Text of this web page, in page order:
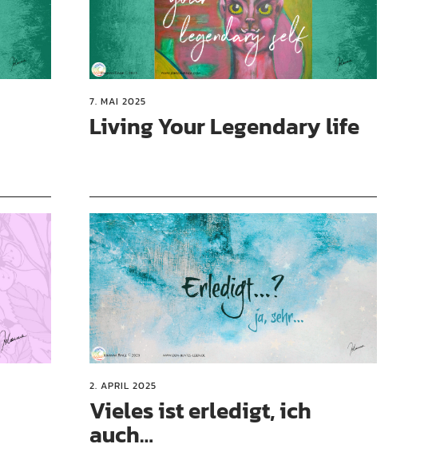
7. MAI 2025
Living Your Legendary life
2. APRIL 2025
Vieles ist erledigt, ich
auch…